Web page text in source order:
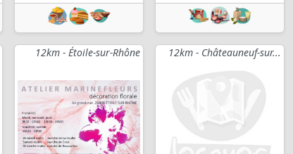
12km - Étoile-sur-Rhône 12km - Châteauneuf-sur...